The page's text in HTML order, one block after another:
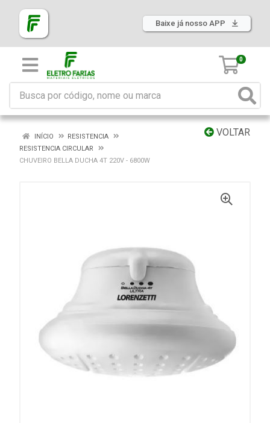
Baixe já nosso APP
0
VOLTAR
INÍCIO
RESISTENCIA
RESISTENCIA CIRCULAR
CHUVEIRO BELLA DUCHA 4T 220V - 6800W